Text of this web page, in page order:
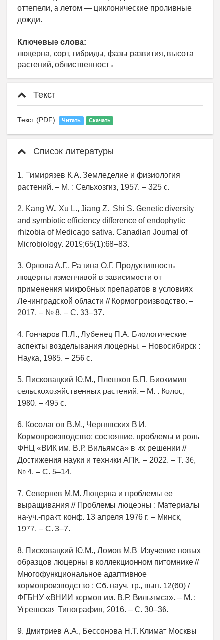
оттепели, а летом — циклонические проливные
дожди.
Ключевые слова:
люцерна, сорт, гибриды, фазы развития, высота
растений, облиственность
Текст
Текст (PDF): Читать Скачать
Список литературы
1. Тимирязев К.А. Земледелие и физиология
растений. – М. : Сельхозгиз, 1957. – 325 с.
2. Kang W., Xu L., Jiang Z., Shi S. Genetic diversity
and symbiotic efficiency difference of endophytic
rhizobia of Medicago sativa. Canadian Journal of
Microbiology. 2019;65(1):68–83.
3. Орлова А.Г., Рапина О.Г. Продуктивность
люцерны изменчивой в зависимости от
применения микробных препаратов в условиях
Ленинградской области // Кормопроизводство. –
2017. – № 8. – С. 33–37.
4. Гончаров П.Л., Лубенец П.А. Биологические
аспекты возделывания люцерны. – Новосибирск :
Наука, 1985. – 256 с.
5. Писковацкий Ю.М., Плешков Б.П. Биохимия
сельскохозяйственных растений. – М. : Колос,
1980. – 495 с.
6. Косолапов В.М., Чернявских В.И.
Кормопроизводство: состояние, проблемы и роль
ФНЦ «ВИК им. В.Р. Вильямса» в их решении //
Достижения науки и техники АПК. – 2022. – Т. 36,
№ 4. – С. 5–14.
7. Севернев М.М. Люцерна и проблемы ее
выращивания // Проблемы люцерны : Материалы
на-уч.-практ. конф. 13 апреля 1976 г. – Минск,
1977. – С. 3–7.
8. Писковацкий Ю.М., Ломов М.В. Изучение новых
образцов люцерны в коллекционном питомнике //
Многофункциональное адаптивное
кормопроизводство : Сб. науч. тр., вып. 12(60) /
ФГБНУ «ВНИИ кормов им. В.Р. Вильямса». – М. :
Угрешская Типография, 2016. – С. 30–36.
9. Дмитриев А.А., Бессонова Н.Т. Климат Москвы